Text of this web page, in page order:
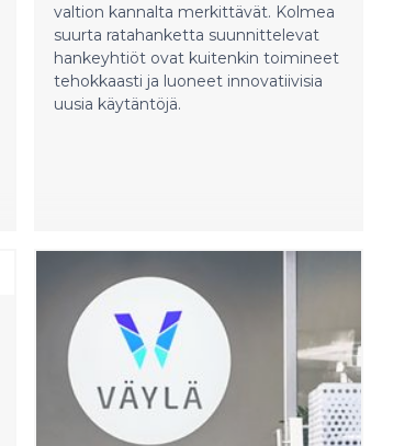
kohdistuvat muun muassa
merkittäviin liikennehankkeisiin,
kulttuuriin, kansalaisjärjestöihin ja
yhdistyksiin.
valtion kannalta merkittävät. Kolmea
suurta ratahanketta suunnittelevat
hankeyhtiöt ovat kuitenkin toimineet
tehokkaasti ja luoneet innovatiivisia
uusia käytäntöjä.